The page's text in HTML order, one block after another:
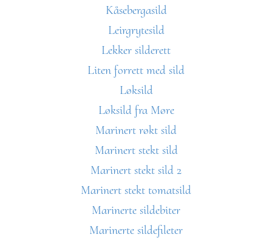
Kåsebergasild
Leirgrytesild
Lekker silderett
Liten forrett med sild
Løksild
Løksild fra Møre
Marinert røkt sild
Marinert stekt sild
Marinert stekt sild 2
Marinert stekt tomatsild
Marinerte sildebiter
Marinerte sildefileter